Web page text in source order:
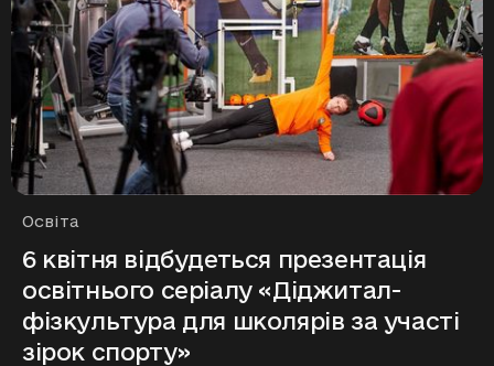
Рубрики
Освіта
6 квітня відбудеться презентація
освітнього серіалу «Діджитал-
фізкультура для школярів за участі
зірок спорту»